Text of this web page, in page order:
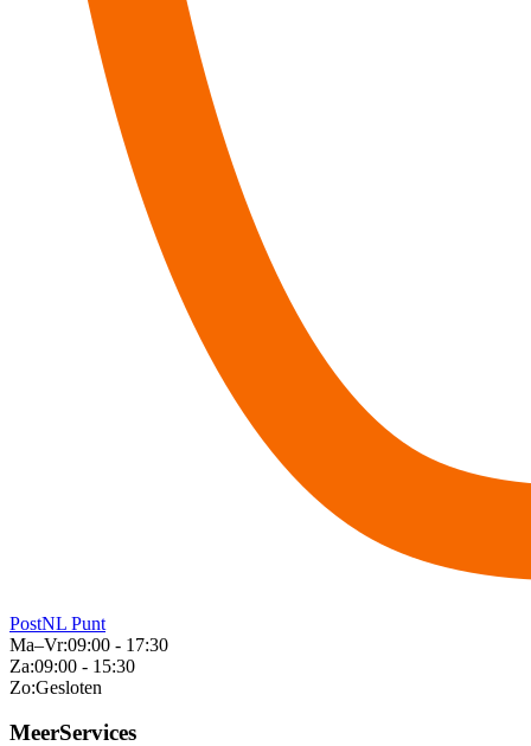
PostNL Punt
Ma–Vr:09:00 - 17:30
Za:09:00 - 15:30
Zo:Gesloten
MeerServices